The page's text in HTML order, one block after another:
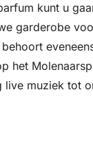
kunt u
garderobe
het
live muziek tot